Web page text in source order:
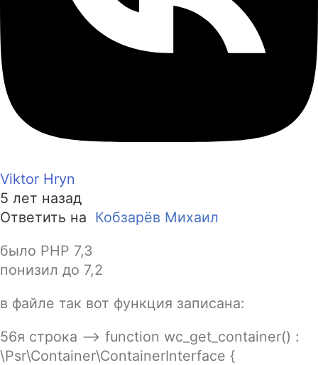
Viktor Hryn
5 лет назад
Ответить на Кобзарёв Михаил
было PHP 7,3
понизил до 7,2
в файле так вот функция записана:
56я строка —> function wc_get_container() :
\Psr\Container\ContainerInterface {